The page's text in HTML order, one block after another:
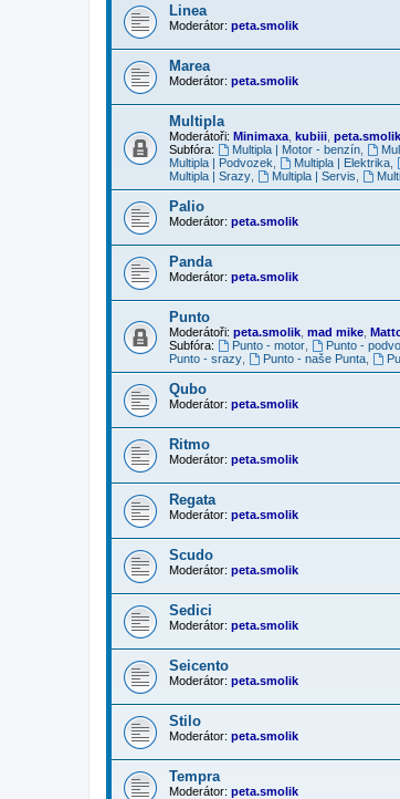
Linea
Moderátor: peta.smolik
Marea
Moderátor: peta.smolik
Multipla
Moderátoři: Minimaxa kubiii peta.smolik
Subfóra:
Multipla | Motor - benzín,
Multipla | Podvozek
Multipla | Elektrika,
Multipla | Srazy
Multipla | Servis
Palio
Moderátor: peta.smolik
Panda
Moderátor: peta.smolik
Punto
Moderátoři: peta.smolik mad mike
Subfóra:
Punto - motor, Punto -
Punto - srazy
Punto - naše Punta,
Qubo
Moderátor: peta.smolik
Ritmo
Moderátor: peta.smolik
Regata
Moderátor: peta.smolik
Scudo
Moderátor: peta.smolik
Sedici
Moderátor: peta.smolik
Seicento
Moderátor: peta.smolik
Stilo
Moderátor: peta.smolik
Tempra
Moderátor: peta.smolik